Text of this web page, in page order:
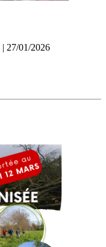
27/01/2026